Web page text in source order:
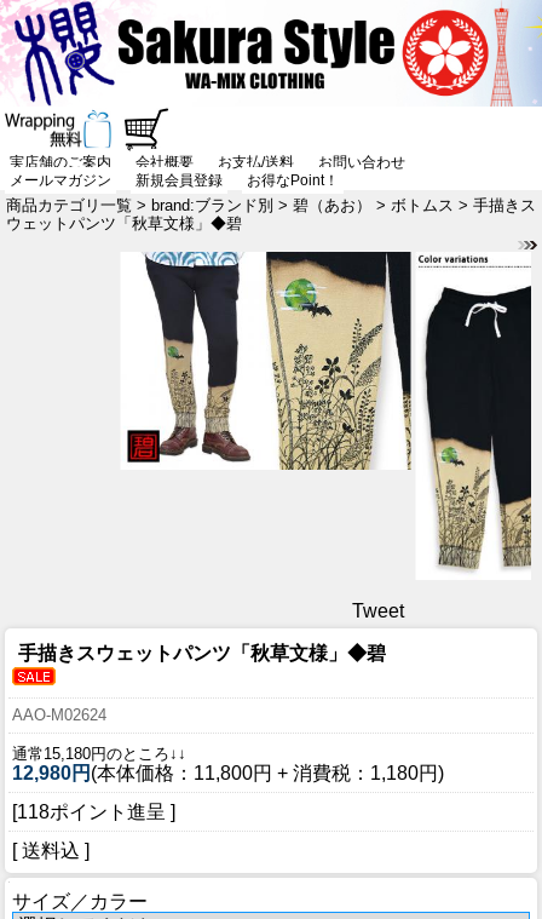
実店舗のご案内 会社概要 お支払/送料
お問い合わせ
メールマガジン
新規会員登録 お得なPoint！
商品カテゴリ一覧 > brand:ブランド別 > 碧（あお） > ボトムス > 手描きス
ウェットパンツ「秋草文様」◆碧
Tweet
手描きスウェットパンツ「秋草文様」◆碧
AAO-M02624
通常15,180円のところ↓↓
12,980円 (本体価格：11,800円 + 消費税：1,180円)
[118ポイント進呈 ]
[ 送料込 ]
サイズ／カラー